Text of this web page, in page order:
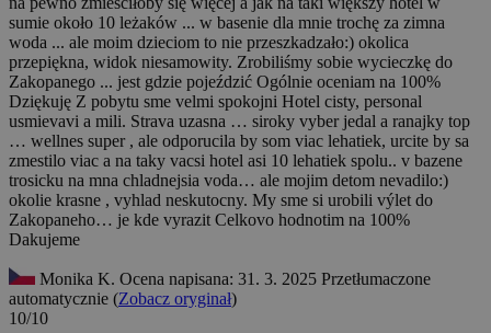
sumie około 10 leżaków ... w basenie dla mnie trochę za zimna
woda ... ale moim dzieciom to nie przeszkadzało:) okolica
przepiękna, widok niesamowity. Zrobiliśmy sobie wycieczkę do
Zakopanego ... jest gdzie pojeździć Ogólnie oceniam na 100%
Dziękuję Z pobytu sme velmi spokojni Hotel cisty, personal
usmievavi a mili. Strava uzasna … siroky vyber jedal a ranajky top
… wellnes super , ale odporucila by som viac lehatiek, urcite by sa
zmestilo viac a na taky vacsi hotel asi 10 lehatiek spolu.. v bazene
trosicku na mna chladnejsia voda… ale mojim detom nevadilo:)
okolie krasne , vyhlad neskutocny. My sme si urobili výlet do
Zakopaneho… je kde vyrazit Celkovo hodnotim na 100%
Dakujeme
Monika K. Ocena napisana: 31. 3. 2025 Przetłumaczone
automatycznie (Zobacz oryginał)
10/10